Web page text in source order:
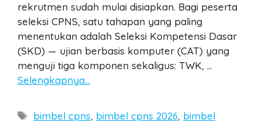
rekrutmen sudah mulai disiapkan. Bagi peserta
seleksi CPNS, satu tahapan yang paling
menentukan adalah Seleksi Kompetensi Dasar
(SKD) — ujian berbasis komputer (CAT) yang
menguji tiga komponen sekaligus: TWK, …
Selengkapnya…
Tags
bimbel cpns, bimbel cpns 2026, bimbel